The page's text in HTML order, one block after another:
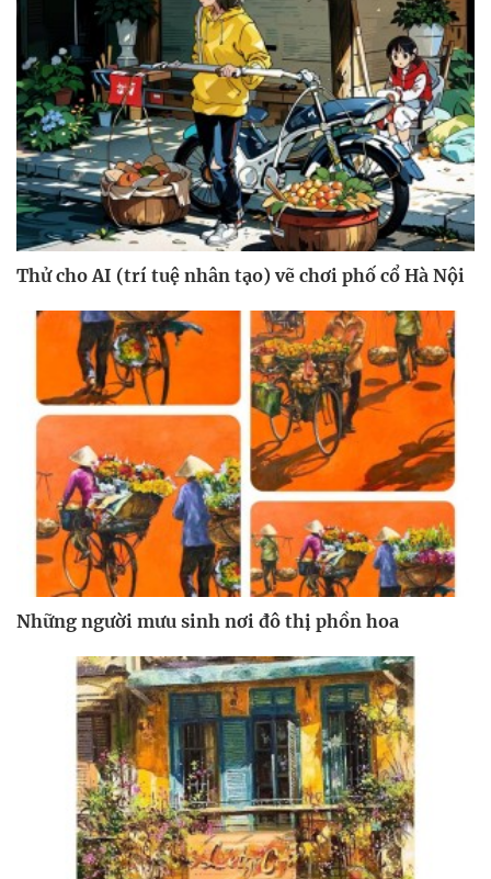
Thử cho AI (trí tuệ nhân tạo) vẽ chơi phố cổ Hà Nội
Những người mưu sinh nơi đô thị phồn hoa